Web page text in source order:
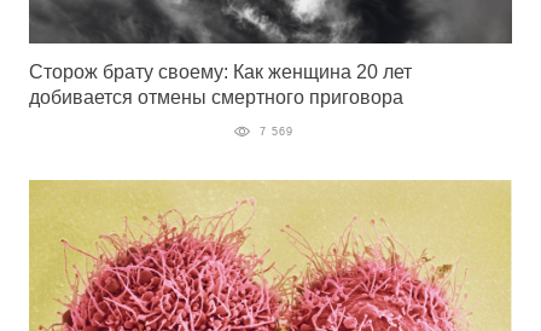
Сторож брату своему: Как женщина 20 лет
добивается отмены смертного приговора
7 569